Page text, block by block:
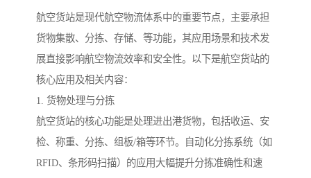
航空货站是现代航空物流体系中的重要节点，主要承担
货物集散、分拣、存储、等功能，其应用场景和技术发
展直接影响航空物流效率和安全性。以下是航空货站的
核心应用及相关内容：
1. 货物处理与分拣
航空货站的核心功能是处理进出港货物，包括收运、安
检、称重、分拣、组板/箱等环节。自动化分拣系统（如
RFID、条形码扫描）的应用大幅提升分拣准确性和速